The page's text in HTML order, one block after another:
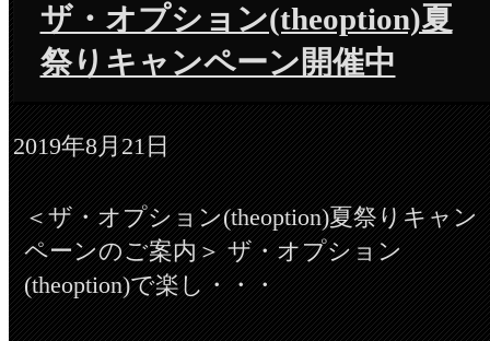
ザ・オプション(theoption)夏
祭りキャンペーン開催中
2019年8月21日
＜ザ・オプション(theoption)夏祭りキャン
ペーンのご案内＞ ザ・オプション
(theoption)で楽し・・・